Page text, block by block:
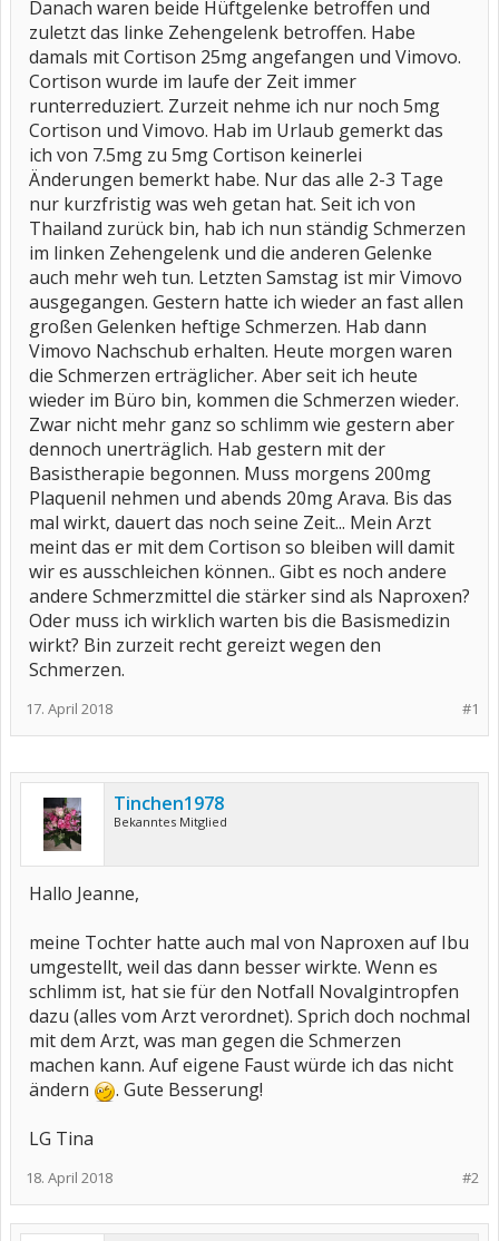
Danach waren beide Hüftgelenke betroffen und
zuletzt das linke Zehengelenk betroffen. Habe
damals mit Cortison 25mg angefangen und Vimovo.
Cortison wurde im laufe der Zeit immer
runterreduziert. Zurzeit nehme ich nur noch 5mg
Cortison und Vimovo. Hab im Urlaub gemerkt das
ich von 7.5mg zu 5mg Cortison keinerlei
Änderungen bemerkt habe. Nur das alle 2-3 Tage
nur kurzfristig was weh getan hat. Seit ich von
Thailand zurück bin, hab ich nun ständig Schmerzen
im linken Zehengelenk und die anderen Gelenke
auch mehr weh tun. Letzten Samstag ist mir Vimovo
ausgegangen. Gestern hatte ich wieder an fast allen
großen Gelenken heftige Schmerzen. Hab dann
Vimovo Nachschub erhalten. Heute morgen waren
die Schmerzen erträglicher. Aber seit ich heute
wieder im Büro bin, kommen die Schmerzen wieder.
Zwar nicht mehr ganz so schlimm wie gestern aber
dennoch unerträglich. Hab gestern mit der
Basistherapie begonnen. Muss morgens 200mg
Plaquenil nehmen und abends 20mg Arava. Bis das
mal wirkt, dauert das noch seine Zeit... Mein Arzt
meint das er mit dem Cortison so bleiben will damit
wir es ausschleichen können.. Gibt es noch andere
andere Schmerzmittel die stärker sind als Naproxen?
Oder muss ich wirklich warten bis die Basismedizin
wirkt? Bin zurzeit recht gereizt wegen den
Schmerzen.
#1
17. April 2018
Tinchen1978
Bekanntes Mitglied
Hallo Jeanne,
meine Tochter hatte auch mal von Naproxen auf Ibu
umgestellt, weil das dann besser wirkte. Wenn es
schlimm ist, hat sie für den Notfall Novalgintropfen
dazu (alles vom Arzt verordnet). Sprich doch nochmal
mit dem Arzt, was man gegen die Schmerzen
machen kann. Auf eigene Faust würde ich das nicht
ändern
. Gute Besserung!
LG Tina
#2
18. April 2018